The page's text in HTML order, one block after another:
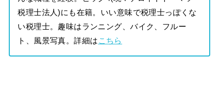
税理士法人)にも在籍。いい意味で税理士っぽくな
い税理士。趣味はランニング、バイク、フルー
ト、風景写真。詳細は こちら